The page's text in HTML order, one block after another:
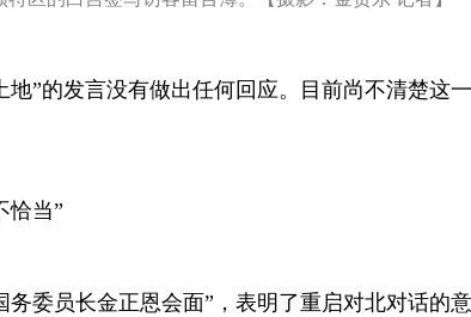
”的发言没有做出任何回应。目前尚不清楚
恰当”
委员长金正恩会面”，表明了重启对北对话的